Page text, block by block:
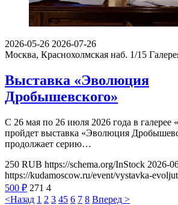
2026-05-26 2026-07-26
Москва, Краснохолмская наб. 1/15
Выставка «Эволюция
Дробышевского»
С 26 мая по 26 июля 2026 года в галерее
пройдет выставка «Эволюция
продолжает серию…
250 RUB https://schema.org/InStock 2026-
https://kudamoscow.ru/event/vystavka-
500 ₽ 271 4
<Назад 1 2 3 45 6 7 8 Вперед >